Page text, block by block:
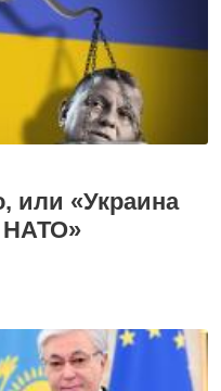
или «Украина
НАТО»